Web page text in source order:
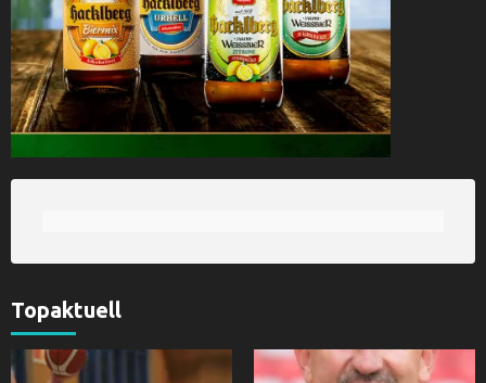
Topaktuell